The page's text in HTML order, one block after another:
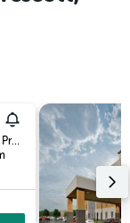
1649 County Rd 2, RR#1, Prescott, ON, Kanada